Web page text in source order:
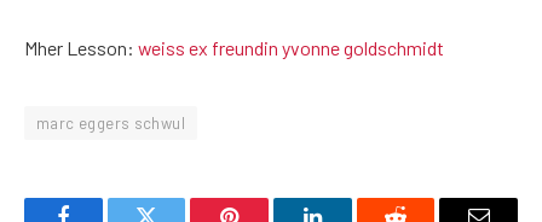
Mher Lesson: weiss ex freundin yvonne goldschmidt
marc eggers schwul